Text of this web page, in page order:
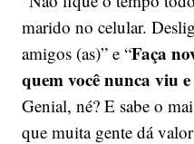
marido no celular.
amigos (as)” e “Faça
quem você nunca viu
Genial, né? E sabe o
que muita gente dá